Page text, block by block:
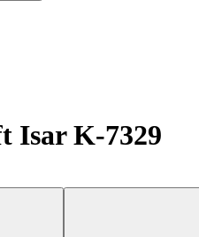
Isar K-7329